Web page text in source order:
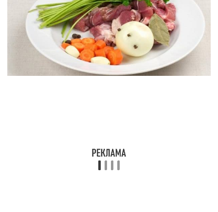
перекладываем в четырёхлитровую кастрюлю.